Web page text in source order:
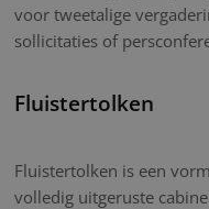
voor tweetalige
sollicitaties of
Fluistertolken
Fluistertolken is een
volledig uitgeruste